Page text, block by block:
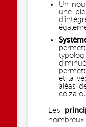
Un
une
et la
aléas
colza
Les
nombreux